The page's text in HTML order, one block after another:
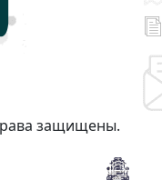
защищены.